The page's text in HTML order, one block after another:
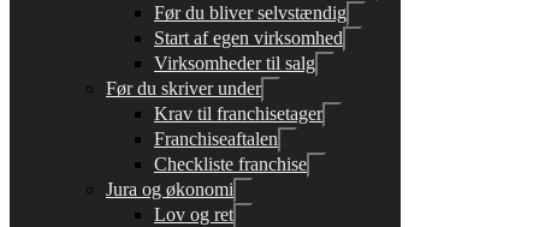
Før du bliver selvstændig
Start af egen virksomhed
Virksomheder til salg
Før du skriver under
Krav til franchisetager
Franchiseaftalen
Checkliste franchise
Jura og økonomi
Lov og ret